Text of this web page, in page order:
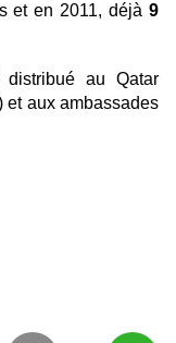
et en 2011, déjà9
au Qatar
et aux ambassades